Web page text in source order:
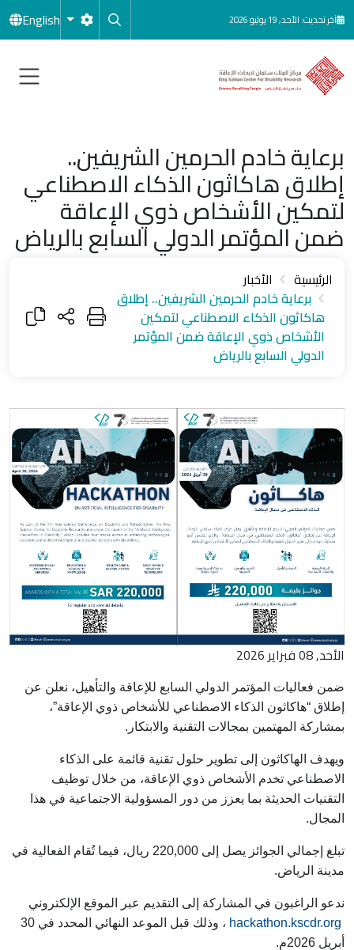
تجاوز إلى المحتوى الرئيسي
آخر تحديث: الأحد, 19 يوليو 2026 English
برعاية خادم الحرمين الشريفين..
إطلاق هاكاثون الذكاء الاصطناعي
لتمكين الأشخاص ذوي الإعاقة
ضمن المؤتمر الدولي السابع بالرياض
الرئيسية
الأخبار
برعاية خادم الحرمين الشريفين.. إطلاق
هاكاثون الذكاء الاصطناعي لتمكين
الأشخاص ذوي الإعاقة ضمن المؤتمر
الدولي السابع بالرياض
الأحد, 08 فبراير 2026
ضمن فعاليات المؤتمر الدولي السابع للإعاقة والتأهيل، نعلن عن
إطلاق “هاكاثون الذكاء الاصطناعي للأشخاص ذوي الإعاقة”،
بمشاركة المهتمين بمجالات التقنية والابتكار.
ويهدف الهاكاثون إلى تطوير حلول تقنية قائمة على الذكاء
الاصطناعي تخدم الأشخاص ذوي الإعاقة، من خلال توظيف
التقنيات الحديثة بما يعزز من دور المسؤولية الاجتماعية في هذا
المجال.
تبلغ إجمالي الجوائز يصل إلى 220,000 ريال، فيما تُقام الفعالية في
مدينة الرياض.
ندعو الراغبون في المشاركة إلى التقديم عبر الموقع الإلكتروني
hackathon.kscdr.org
، وذلك قبل الموعد النهائي المحدد في 30
أبريل 2026م.